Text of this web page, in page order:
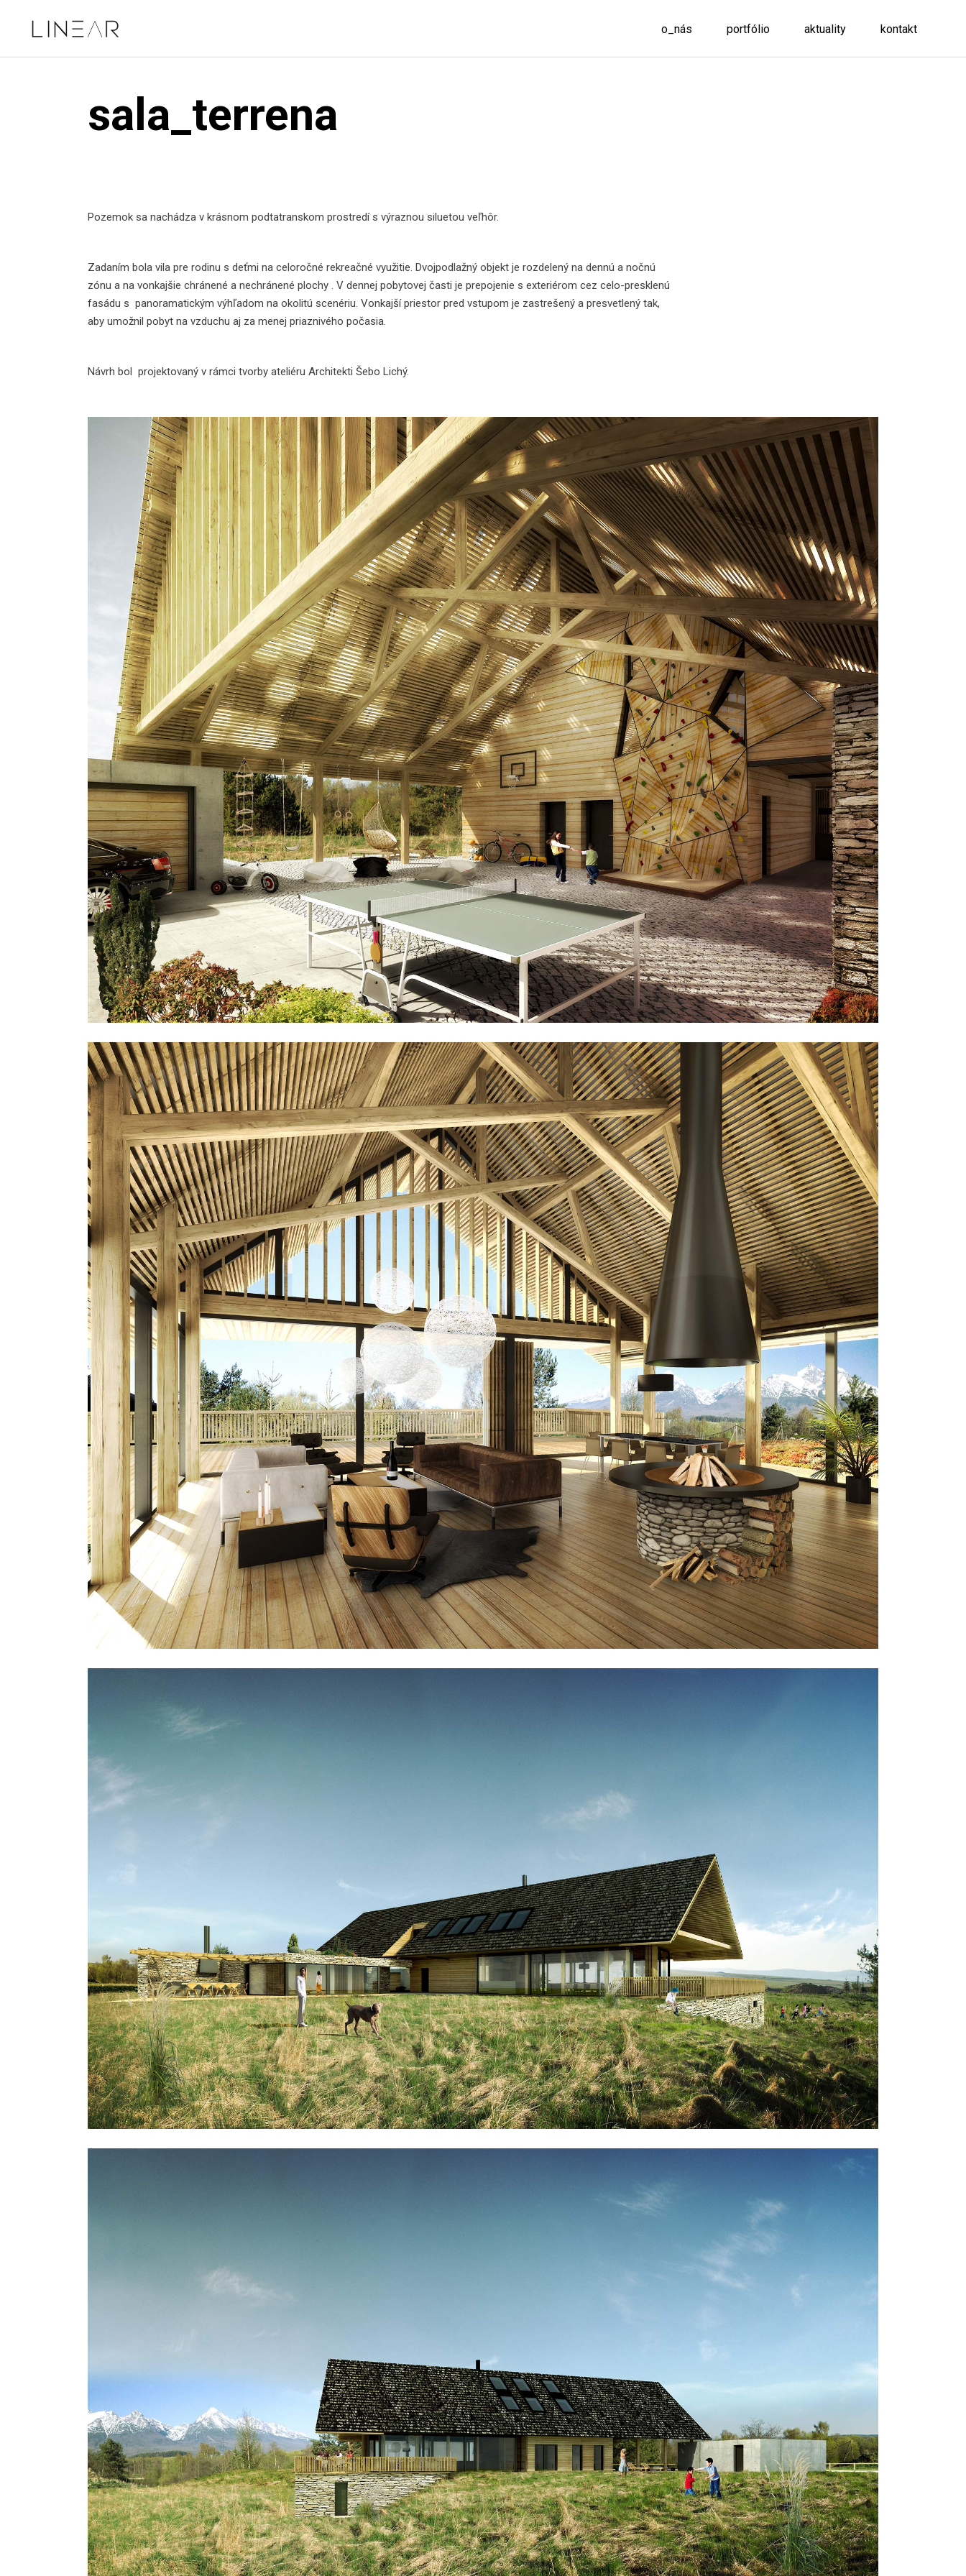
o_nás portfólio aktuality kontakt
sala_terrena
Pozemok sa nachádza v krásnom podtatranskom prostredí s výraznou siluetou veľhôr.
Zadaním bola vila pre rodinu s deťmi na celoročné rekreačné využitie. Dvojpodlažný objekt je rozdelený na dennú a nočnú
zónu a na vonkajšie chránené a nechránené plochy . V dennej pobytovej časti je prepojenie s exteriérom cez celo-presklenú
fasádu s panoramatickým výhľadom na okolitú scenériu. Vonkajší priestor pred vstupom je zastrešený a presvetlený tak,
aby umožnil pobyt na vzduchu aj za menej priaznivého počasia.
Návrh bol projektovaný v rámci tvorby ateliéru Architekti Šebo Lichý.